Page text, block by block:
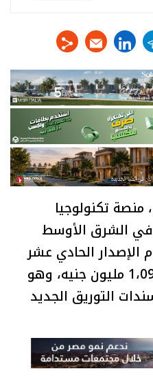
linkedin
منصة تكنولوجيا
في الشرق الأوسط
الإصدار الحادي عشر
لسندات توريق بقيمة 1،091 مليون جنيه، وهو
التوريق الجديد